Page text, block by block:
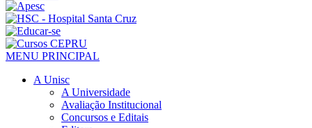
MENU PRINCIPAL
A Unisc
A Universidade
Avaliação Institucional
Concursos e Editais